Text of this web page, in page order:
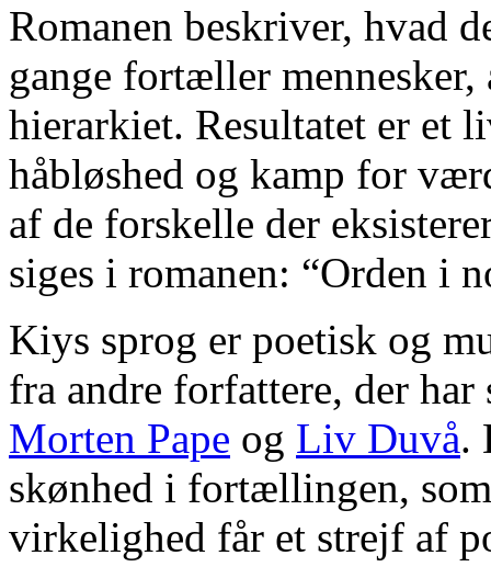
Romanen beskriver, hvad
gange fortæller
hierarkiet. Resultatet er et
håbløshed og kamp for
af de forskelle der
siges i romanen: “Orden i
Kiys sprog er poetisk og
fra andre forfattere, der
Morten Pape og Liv Duvå.
skønhed i fortællingen,
virkelighed får et strejf af